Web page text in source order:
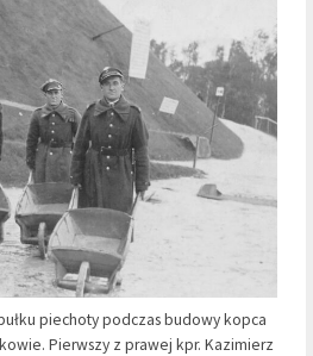
piechoty podczas budowy kopca
Pierwszy z prawej kpr. Kazimierz